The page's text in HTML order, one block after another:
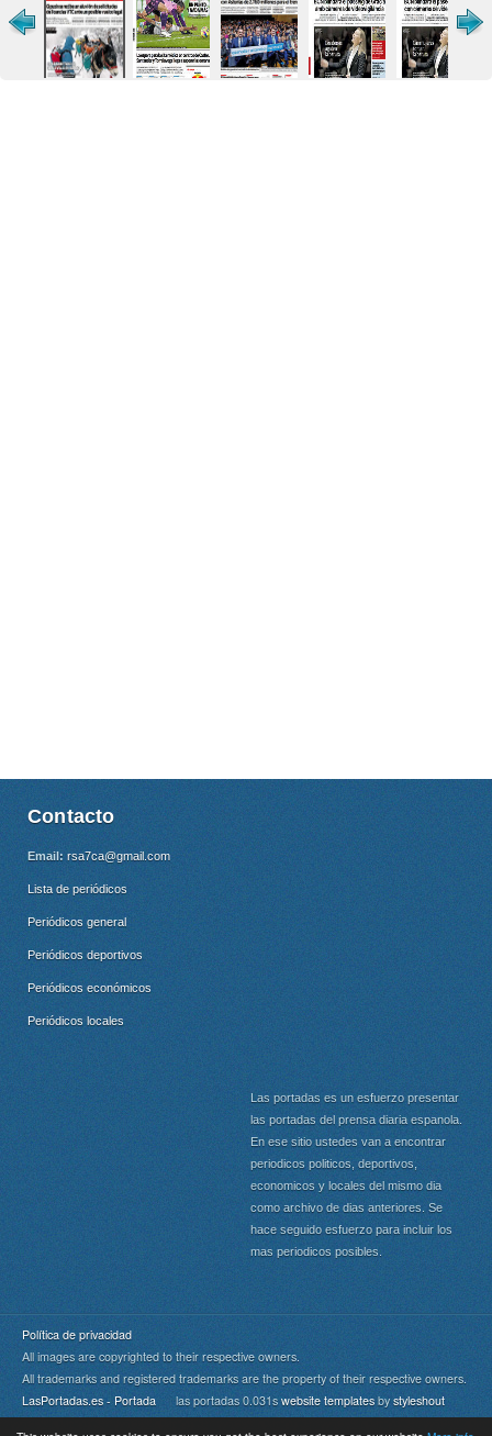
Contacto
Email: rsa7ca@gmail.com
Lista de periódicos
Periódicos general
Periódicos deportivos
Periódicos económicos
Periódicos locales
Las portadas es un esfuerzo presentar
las portadas del prensa diaria espanola.
En ese sitio ustedes van a encontrar
periodicos politicos, deportivos,
economicos y locales del mismo dia
como archivo de dias anteriores. Se
hace seguido esfuerzo para incluir los
mas periodicos posibles.
Política de privacidad
All images are copyrighted to their respective owners.
All trademarks and registered trademarks are the property of their respective owners.
LasPortadas.es - Portada las portadas 0.031s website templates by styleshout